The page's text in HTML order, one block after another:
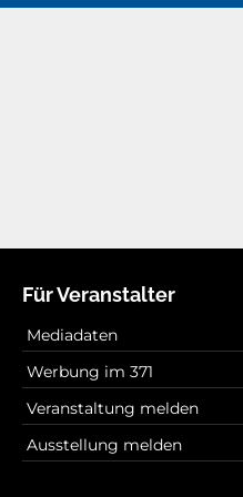
Für Veranstalter
Mediadaten
Werbung im 371
Veranstaltung melden
Ausstellung melden